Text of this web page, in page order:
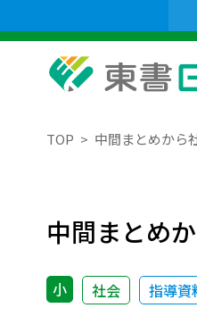
TOP 中間まとめから
中間まとめ
小 社会 指導資